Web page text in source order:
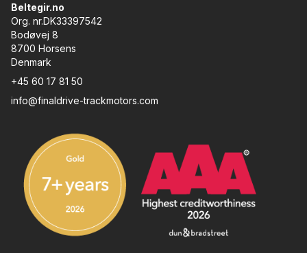
Beltegir.no
Org. nr.DK33397542
Bodøvej 8
8700 Horsens
Denmark
+45 60 17 81 50
info@finaldrive-trackmotors.com